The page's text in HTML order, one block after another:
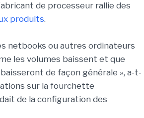
de processeur rallie des
produits.
netbooks ou autres ordinateurs
les volumes baissent et que
de façon générale », a-t-
sur la fourchette
de la configuration des